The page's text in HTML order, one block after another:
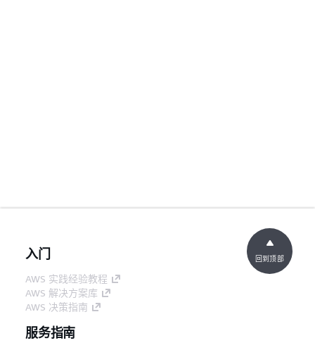
入门
AWS 实践经验教程
AWS 解决方案库
AWS 决策指南
服务指南
回到顶部